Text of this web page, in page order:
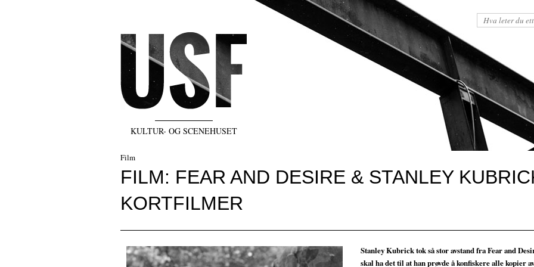
KULTUR- OG SCENEHUSET
Film
FILM: FEAR AND DESIRE & STANLEY
KORTFILMER
Stanley Kubrick tok så stor avstand fra Fear and
skal ha det til at han prøvde å konfiskere alle kopier